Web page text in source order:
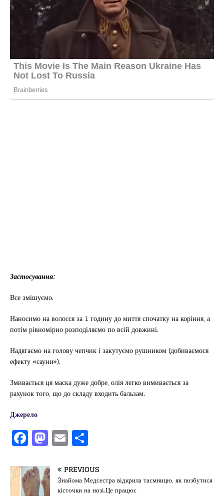
Застосування:
Все змішуємо.
Наносимо на волосся за 1 годину до миття спочатку на коріння, а
потім рівномірно розподіляємо по всій довжині.
Надягаємо на голову чепчик і закутуємо рушником (добиваємося
ефекту «сауни»).
Змивається ця маска дуже добре, олія легко вимивається за
рахунок того, що до складу входить бальзам.
Джерело
F
a
c
e
M
a
st
o
E
m
ai
l
іл
и
PREVIOUS
3найома Медсестра відкрила таємницю, як позбутися
кісточки на нозі.Це працює